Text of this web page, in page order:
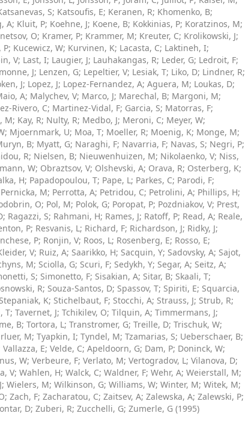
S; Katsoufis, E; Keranen, R; Khomenko, B;
A; Kluit, P; Koehne, J; Koene, B; Kokkinias, P; Koratzinos, M;
O; Kramer, P; Krammer, M; Kreuter, C; Krolikowski, J;
P; Kucewicz, W; Kurvinen, K; Lacasta, C; Laktineh, I;
V; Last, I; Laugier, J; Lauhakangas, R; Leder, G; Ledroit, F;
J; Lenzen, G; Lepeltier, V; Lesiak, T; Liko, D; Lindner, R;
J; Lopez, J; Lopez-Fernandez, A; Aguera, M; Loukas, D;
A; Malychev, V; Marco, J; Marechal, B; Margoni, M;
Rivero, C; Martinez-Vidal, F; Garcia, S; Matorras, F;
M; Kay, R; Nulty, R; Medbo, J; Meroni, C; Meyer, W;
; Mjoernmark, U; Moa, T; Moeller, R; Moenig, K; Monge, M;
B; Myatt, G; Naraghi, F; Navarria, F; Navas, S; Negri, P;
R; Nielsen, B; Nieuwenhuizen, M; Nikolaenko, V; Niss,
W; Obraztsov, V; Olshevski, A; Orava, R; Osterberg, K;
H; Papadopoulou, T; Pape, L; Parkes, C; Parodi, F;
Pernicka, M; Perrotta, A; Petridou, C; Petrolini, A; Phillips, H;
O; Pol, M; Polok, G; Poropat, P; Pozdniakov, V; Prest,
; Ragazzi, S; Rahmani, H; Rames, J; Ratoff, P; Read, A; Reale,
P; Resvanis, L; Richard, F; Richardson, J; Ridky, J;
P; Ronjin, V; Roos, L; Rosenberg, E; Rosso, E;
V; Ruiz, A; Saarikko, H; Sacquin, Y; Sadovsky, A; Sajot,
M; Sciolla, G; Scuri, F; Sedykh, Y; Segar, A; Seitz, A;
S; Simonetto, F; Sisakian, A; Sitar, B; Skaali, T;
R; Souza-Santos, D; Spassov, T; Spiriti, E; Squarcia,
Stepaniak, K; Stichelbaut, F; Stocchi, A; Strauss, J; Strub, R;
T; Tavernet, J; Tchikilev, O; Tilquin, A; Timmermans, J;
B; Tortora, L; Transtromer, G; Treille, D; Trischuk, W;
M; Tyapkin, I; Tyndel, M; Tzamarias, S; Ueberschaer, B;
Vallazza, E; Velde, C; Apeldoorn, G; Dam, P; Doninck, W;
W; Verbeure, F; Verlato, M; Vertogradov, L; Vilanova, D;
V; Wahlen, H; Walck, C; Waldner, F; Wehr, A; Weierstall, M;
; Wielers, M; Wilkinson, G; Williams, W; Winter, M; Witek, M;
; Zach, F; Zacharatou, C; Zaitsev, A; Zalewska, A; Zalewski, P;
D; Zuberi, R; Zucchelli, G; Zumerle, G (1995)